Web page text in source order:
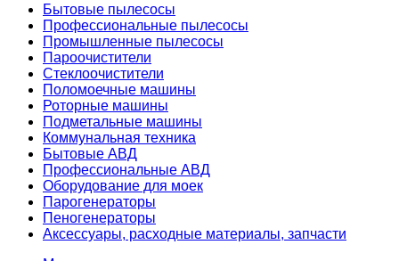
Бытовые пылесосы
Профессиональные пылесосы
Промышленные пылесосы
Пароочистители
Стеклоочистители
Поломоечные машины
Роторные машины
Подметальные машины
Коммунальная техника
Бытовые АВД
Профессиональные АВД
Оборудование для моек
Парогенераторы
Пеногенераторы
Аксессуары, расходные материалы, запчасти